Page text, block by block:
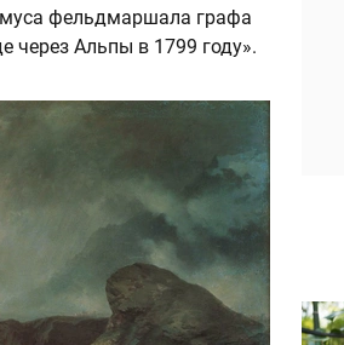
фельдмаршала графа
через Альпы в 1799 году».